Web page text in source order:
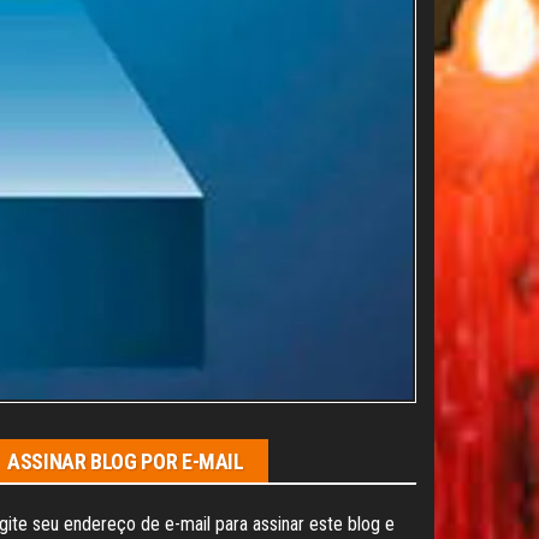
ASSINAR BLOG POR E-MAIL
seu endereço de e-mail para assinar este blog e